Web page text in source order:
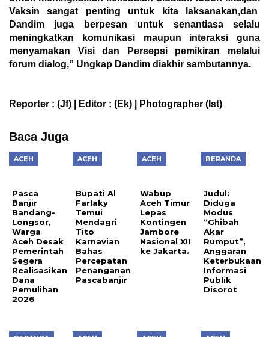
Vaksin sangat penting untuk kita laksanakan,dan
Dandim juga berpesan untuk senantiasa selalu
meningkatkan komunikasi maupun interaksi guna
menyamakan Visi dan Persepsi pemikiran melalui
forum dialog,” Ungkap Dandim diakhir sambutannya.
Reporter : (Jf) | Editor : (Ek) | Photographer (Ist)
Baca Juga
ACEH
Pasca
Banjir
Bandang-
Longsor,
Warga
Aceh Desak
Pemerintah
Segera
Realisasikan
Dana
Pemulihan
2026
ACEH
Bupati Al
Farlaky
Temui
Mendagri
Tito
Karnavian
Bahas
Percepatan
Penanganan
Pascabanjir
ACEH
Wabup
Aceh Timur
Lepas
Kontingen
Jambore
Nasional XII
ke Jakarta.
BERANDA
Judul:
Diduga
Modus
“Ghibah
Akar
Rumput”,
Anggaran
Keterbukaan
Informasi
Publik
Disorot